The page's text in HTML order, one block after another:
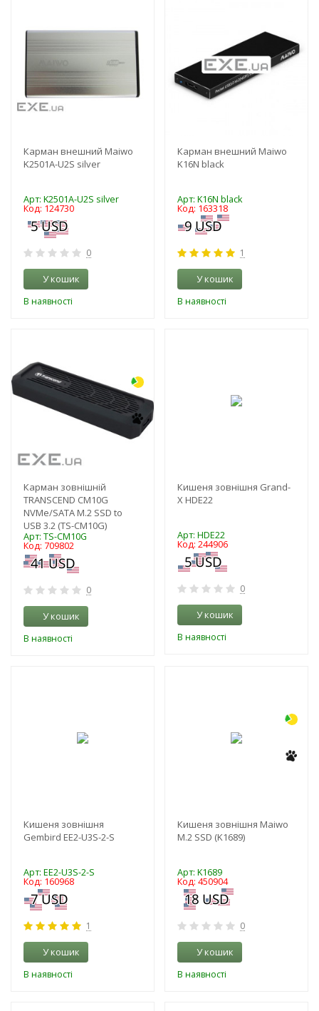
Карман внешний Maiwo
K2501A-U2S silver
Арт: K2501A-U2S silver
Код: 124730
0
У кошик
В наявності
Карман внешний Maiwo
K16N black
Арт: K16N black
Код: 163318
1
У кошик
В наявності
Карман зовнішній
TRANSCEND CM10G
NVMe/SATA M.2 SSD to
USB 3.2 (TS-CM10G)
Арт: TS-CM10G
Код: 709802
0
У кошик
В наявності
Кишеня зовнішня Grand-
X HDE22
Арт: HDE22
Код: 244906
0
У кошик
В наявності
Кишеня зовнішня
Gembird EE2-U3S-2-S
Арт: EE2-U3S-2-S
Код: 160968
1
У кошик
В наявності
Кишеня зовнішня Maiwo
M.2 SSD (K1689)
Арт: K1689
Код: 450904
0
У кошик
В наявності